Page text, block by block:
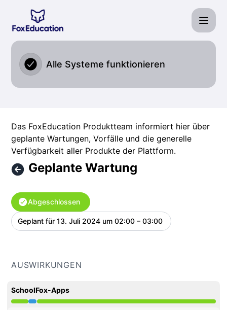
Fox Education Services GmbH - Geplante Wartung –
Alle Systeme funktionieren
Das FoxEducation Produktteam informiert hier über
geplante Wartungen, Vorfälle und die generelle
Verfügbarkeit aller Produkte der Plattform.
Geplante Wartung
Abgeschlossen
Geplant für 13. Juli 2024 um 02:00 – 03:00 UTC
AUSWIRKUNGEN
SchoolFox-Apps
Wartung aus 2:00 AM zu 3:00 AM